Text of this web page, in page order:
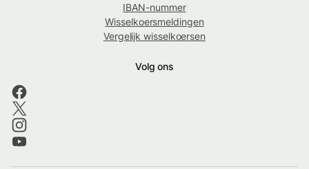
IBAN-nummer
Wisselkoersmeldingen
Vergelijk wisselkoersen
Volg ons